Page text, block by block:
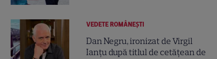
VEDETE ROMÂNEŞTI
Dan Negru, ironizat de Virgil
Ianțu după titlul de cetățean de